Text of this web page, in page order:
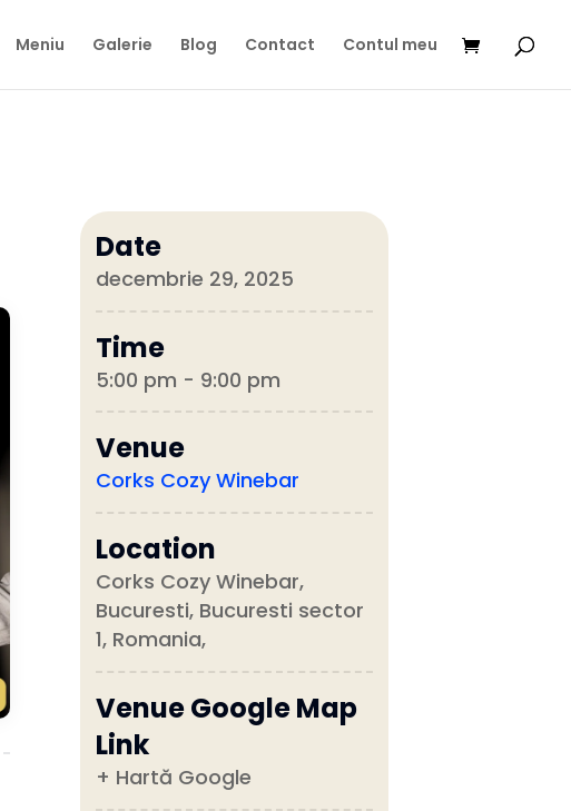
Meniu Galerie Blog Contact Contul meu
Date
decembrie 29, 2025
Time
5:00 pm - 9:00 pm
Venue
Corks Cozy Winebar
Location
Corks Cozy Winebar,
Bucuresti, Bucuresti sector
1, Romania,
Venue Google Map
Link
+ Hartă Google